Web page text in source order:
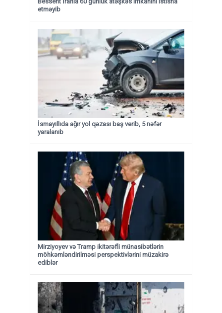
etməyib
İsmayıllıda ağır yol qəzası baş verib, 5 nəfər
yaralanıb
Mirziyoyev və Tramp ikitərəfli münasibətlərin
möhkəmləndirilməsi perspektivlərini müzakirə
ediblər